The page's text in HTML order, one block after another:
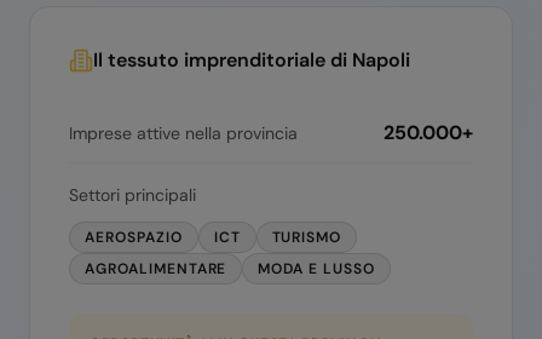
Il tessuto imprenditoriale di Napoli
Imprese attive nella provincia 250.000+
Settori principali
AEROSPAZIO ICT
TURISMO
AGROALIMENTARE
MODA E LUSSO